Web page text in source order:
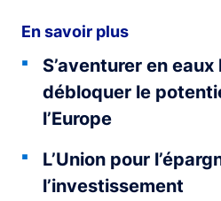
En savoir plus
S’aventurer en
débloquer le
l’Europe
L’Union pour
l’investissement